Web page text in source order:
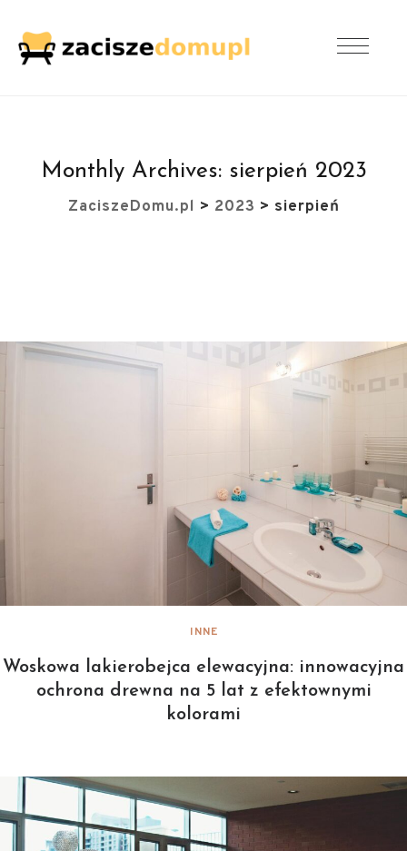
Monthly Archives: sierpień 2023
ZaciszeDomu.pl > 2023 > sierpień
INNE
Woskowa lakierobejca elewacyjna: innowacyjna
ochrona drewna na 5 lat z efektownymi
kolorami